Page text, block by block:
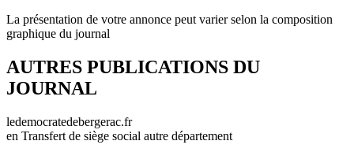
La présentation de votre annonce peut varier selon la composition
graphique du journal
AUTRES PUBLICATIONS DU
JOURNAL
ledemocratedebergerac.fr
en Transfert de siège social autre département